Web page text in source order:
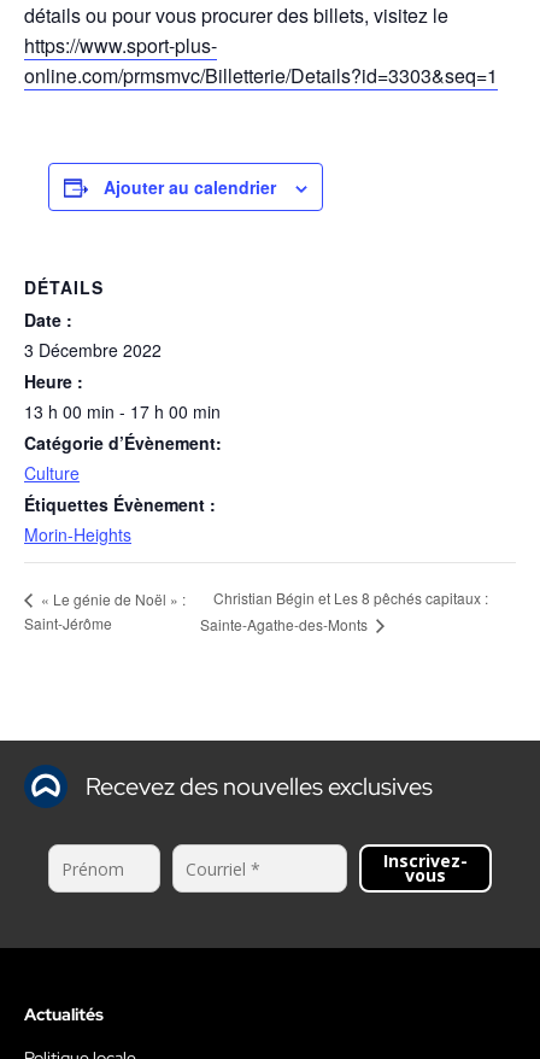
détails ou pour vous procurer des billets, visitez le
https://www.sport-plus-
online.com/prmsmvc/Billetterie/Details?id=3303&seq=1
Ajouter au calendrier
DÉTAILS
Date :
3 Décembre 2022
Heure :
13 h 00 min - 17 h 00 min
Catégorie d’Évènement:
Culture
Étiquettes Évènement :
Morin-Heights
« Le génie de Noël » :
Saint-Jérôme
Christian Bégin et Les 8 pêchés capitaux :
Sainte-Agathe-des-Monts
Recevez des nouvelles exclusives
Inscrivez-
vous
Actualités